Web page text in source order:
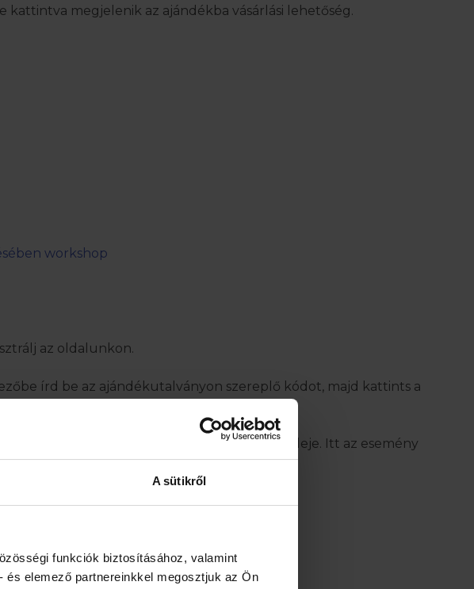
A sütikről
funkciók biztosításához, valamint
elemező partnereinkkel megosztjuk az Ön
megjelenik az ajándékba vásárlási lehetőség.
workshop
az oldalunkon.
írd be az ajándékutalványon szereplő kódot, majd kattints a
kapott esemény neve és a lejárati ideje. Itt az esemény